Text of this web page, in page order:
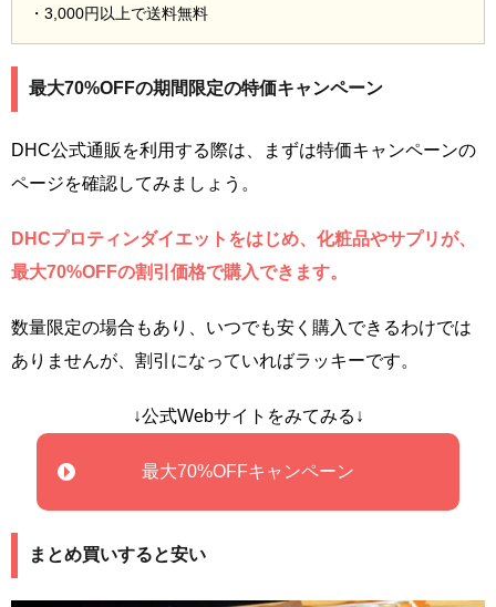
・3,000円以上で送料無料
最大70%OFFの期間限定の特価キャンペーン
DHC公式通販を利用する際は、まずは特価キャンペーンの
ページを確認してみましょう。
DHCプロティンダイエットをはじめ、化粧品やサプリが、
最大70%OFFの割引価格で購入できます。
数量限定の場合もあり、いつでも安く購入できるわけでは
ありませんが、割引になっていればラッキーです。
↓公式Webサイトをみてみる↓
最大70%OFFキャンペーン
まとめ買いすると安い